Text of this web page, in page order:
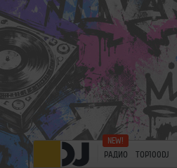
РАДИО TOP100DJ